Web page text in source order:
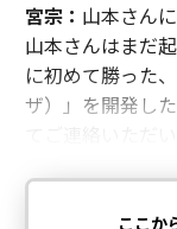
宮宗： 山本さん
山本さんはまだ
に初めて勝った
ザ）」を開発し